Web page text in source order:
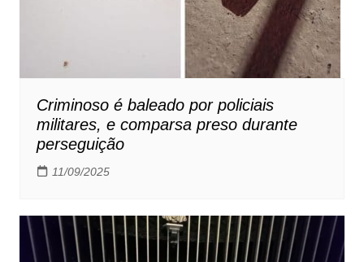
Criminoso é baleado por policiais
militares, e comparsa preso durante
perseguição
11/09/2025